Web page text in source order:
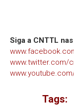
Siga a CNTTL
www.twitter.com/
Tags: